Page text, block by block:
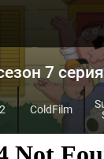
7 серия
ColdFilm